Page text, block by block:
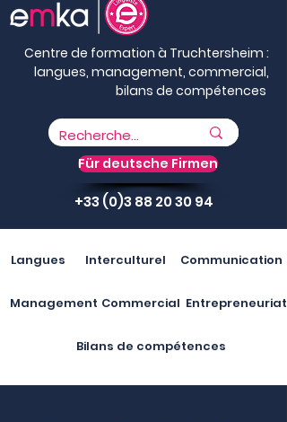
Langues Interculturel Communication
Management Commercial Entrepreneuriat
Bilans de compétences
Centre de formation à Truchtersheim :
langues, management, commercial,
bilans de compétences
Für deutsche Firmen
+33 (0)3 88 20 30 94